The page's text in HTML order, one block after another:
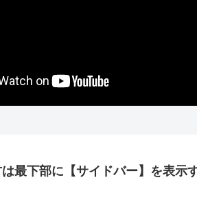
最下部に【サイドバー】を表示